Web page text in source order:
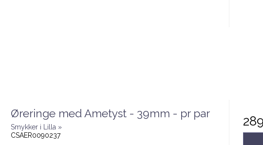
Øreringe med Ametyst - 39mm - pr par
Smykker i Lilla »
CSAER0090237